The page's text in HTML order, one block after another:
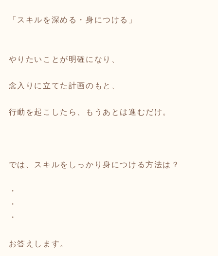
「スキルを深める・身につける」
やりたいことが明確になり、
念入りに立てた計画のもと、
行動を起こしたら、もうあとは進むだけ。
では、スキルをしっかり身につける方法は？
・
・
・
お答えします。